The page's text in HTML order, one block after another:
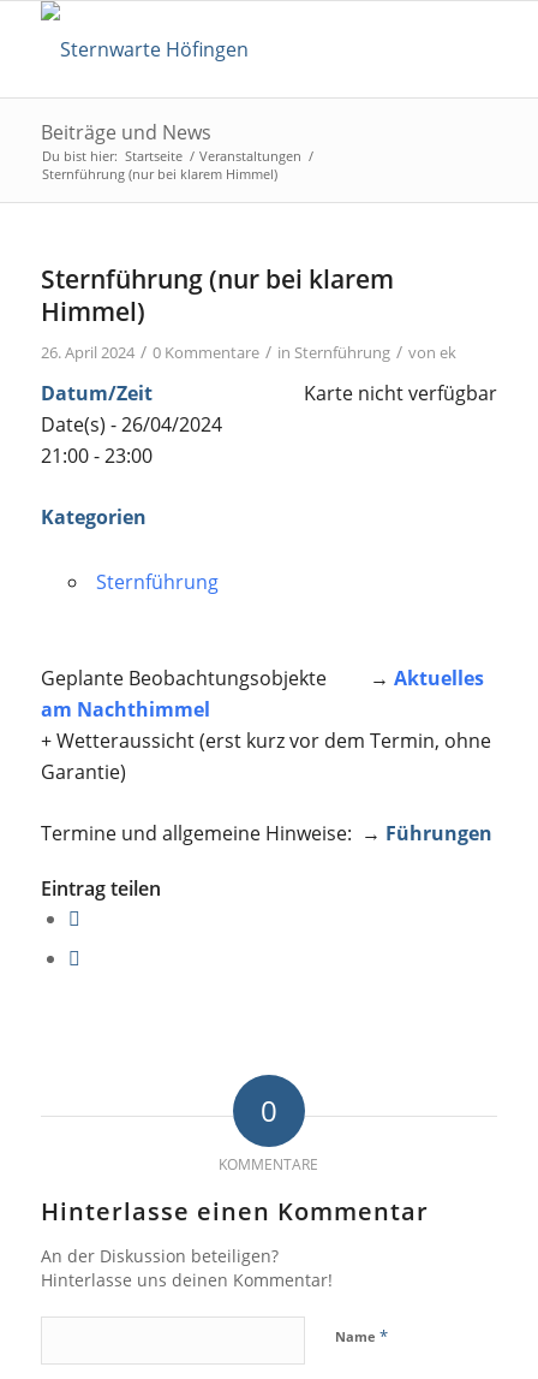
Beiträge und News
Du bist hier: Startseite / Veranstaltungen /
Sternführung (nur bei klarem Himmel)
Sternführung (nur bei klarem
Himmel)
26. April 2024 / 0 Kommentare / in Sternführung / von ek
Karte nicht verfügbar
Datum/Zeit
Date(s) - 26/04/2024
21:00 - 23:00
Kategorien
Sternführung
Geplante Beobachtungsobjekte → Aktuelles
am Nachthimmel
+ Wetteraussicht (erst kurz vor dem Termin, ohne
Garantie)
Termine und allgemeine Hinweise: → Führungen
Eintrag teilen
0
KOMMENTARE
Hinterlasse einen Kommentar
An der Diskussion beteiligen?
Hinterlasse uns deinen Kommentar!
Name *